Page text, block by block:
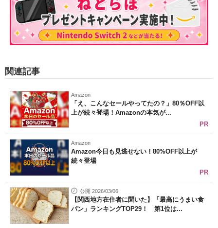
関連記事
Amazon
「え、こんなセールやってたの？」80％OFF以
上が続々登場！Amazonの本気が...
PR
Amazon
Amazon今日も見逃せない！80%OFF以上が
続々登場
PR
公開 2026/03/06
【関西地方在住者に聞いた】「最高にうまい食
パン」ランキングTOP29！ 第1位は...